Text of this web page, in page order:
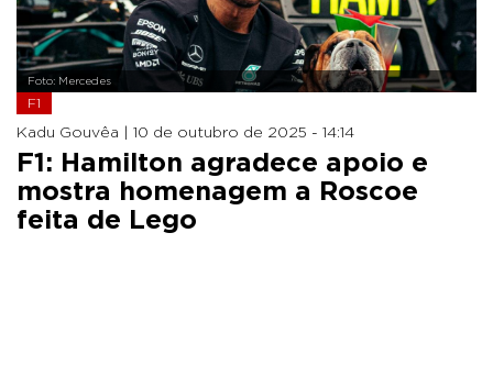
Foto: Mercedes
F1
Kadu Gouvêa | 10 de outubro de 2025 - 14:14
F1: Hamilton agradece apoio e
mostra homenagem a Roscoe
feita de Lego